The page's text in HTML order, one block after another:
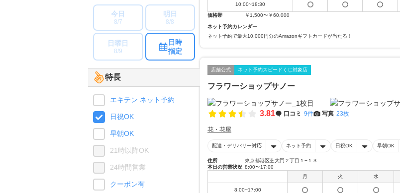
10:00~18:30
価格帯
￥1,500〜￥60,000
ネット予約カレンダー
ネット予約で最大10,000円分のAmazonギフトカードが当たる！
店舗公式 ネット予約スピードくじ対象店
フラワーショップサノー
3.81 口コミ 9件 写真 23枚
花・花屋
配達・デリバリー対応 ネット予約 日祝OK 早朝OK
住所
東京都港区芝大門２丁目１−１３
本日の営業状況 8:00〜17:00
月
火 水
8:00~17:00
今日
8/7
明日
8/8
日曜日
8/9
日時
指定
特長
エキテン ネット予約
日祝OK
早朝OK
21時以降OK
24時間営業
クーポン有